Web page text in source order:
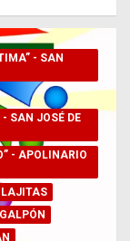
- SAN
- SAN JOSÉ DE
- APOLINARIO
LAJITAS